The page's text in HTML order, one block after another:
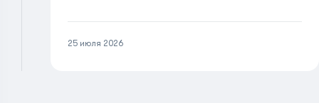
25 июля 2026